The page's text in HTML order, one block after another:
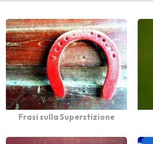
Frasi sulla Superstizione